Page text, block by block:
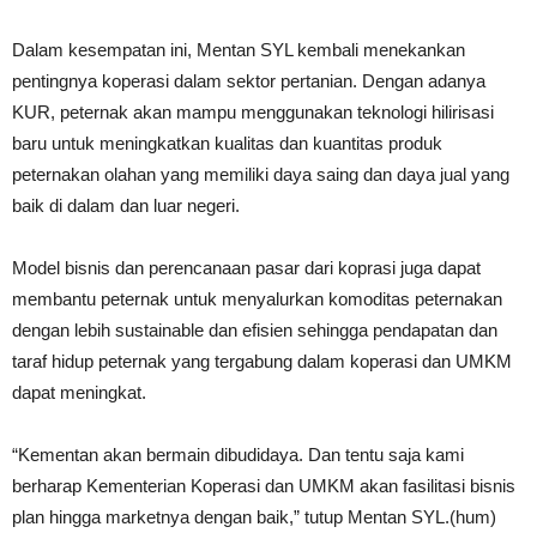
Dalam kesempatan ini, Mentan SYL kembali menekankan
pentingnya koperasi dalam sektor pertanian. Dengan adanya
KUR, peternak akan mampu menggunakan teknologi hilirisasi
baru untuk meningkatkan kualitas dan kuantitas produk
peternakan olahan yang memiliki daya saing dan daya jual yang
baik di dalam dan luar negeri.
Model bisnis dan perencanaan pasar dari koprasi juga dapat
membantu peternak untuk menyalurkan komoditas peternakan
dengan lebih sustainable dan efisien sehingga pendapatan dan
taraf hidup peternak yang tergabung dalam koperasi dan UMKM
dapat meningkat.
“Kementan akan bermain dibudidaya. Dan tentu saja kami
berharap Kementerian Koperasi dan UMKM akan fasilitasi bisnis
plan hingga marketnya dengan baik,” tutup Mentan SYL.(hum)